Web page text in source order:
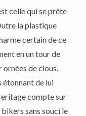
celle qui se prête
la plastique
certain de ce
en un tour de
ornées de clous.
étonnant de lui
compte sur
sans souci le